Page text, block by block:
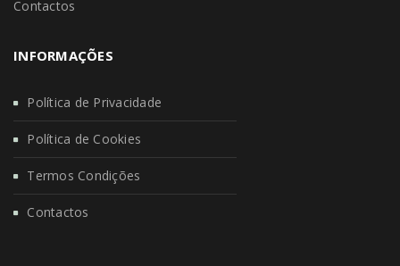
Contactos
INFORMAÇÕES
Política de Privacidade
Política de Cookies
Termos Condições
Contactos